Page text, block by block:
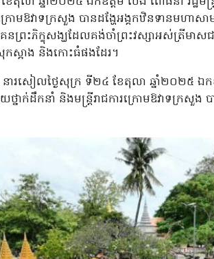
រោមឱវាទក្រសួង បានដង្ហែអង្គកឋិនទានមហាស
គេនព្រះភិក្ខុសង្ឃដែលគង់ចាំព្រះវស្សាអស់ត្រីម
កស្អាង និងកោះធំផងដែរ។
រសៀលថ្ងៃសុក្រ ទី២៤ ខែតុលា ឆ្នាំ២០២៥ ឯក
ាក់ដឹកនាំ និងមន្ត្រីរាជការក្រោមឱវាទក្រសួង